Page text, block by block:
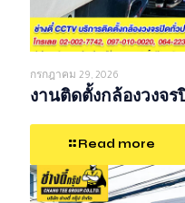
กรกฎาคม 29, 2026
งานติดตั้งกล้องวงจร
Read more